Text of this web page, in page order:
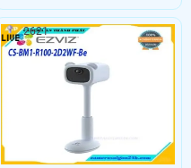
trời bằng hiệu suất mạnh mẽ.
Camera chạy ổn định về cơ bản
camera này có thể được lắp đặt ở
bất kỳ đâu gần nhà bạn•Cảm biến
2621